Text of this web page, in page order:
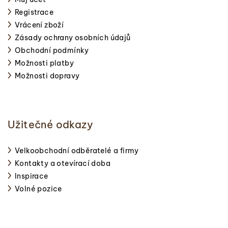
Registrace
Vrácení zboží
Zásady ochrany osobních údajů
Obchodní podmínky
Možnosti platby
Možnosti dopravy
Užitečné odkazy
Velkoobchodní odběratelé a firmy
Kontakty a otevírací doba
Inspirace
Volné pozice